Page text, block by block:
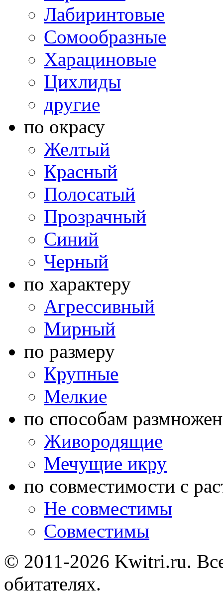
Лабиринтовые
Сомообразные
Харациновые
Цихлиды
другие
по окрасу
Желтый
Красный
Полосатый
Прозрачный
Синий
Черный
по характеру
Агрессивный
Мирный
по размеру
Крупные
Мелкие
по способам
Живородящие
Мечущие икру
по совместимости с
Не совместимы
Совместимы
© 2011-2026 Kwitri.ru.
обитателях.